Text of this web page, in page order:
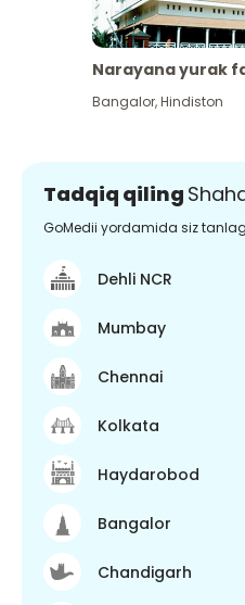
Narayana yurak
Bangalor,Hindiston
Tadqiq qiling
GoMedii yordamida siz
Dehli NCR
Mumbay
Chennai
Kolkata
Haydarobod
Bangalor
Chandigarh